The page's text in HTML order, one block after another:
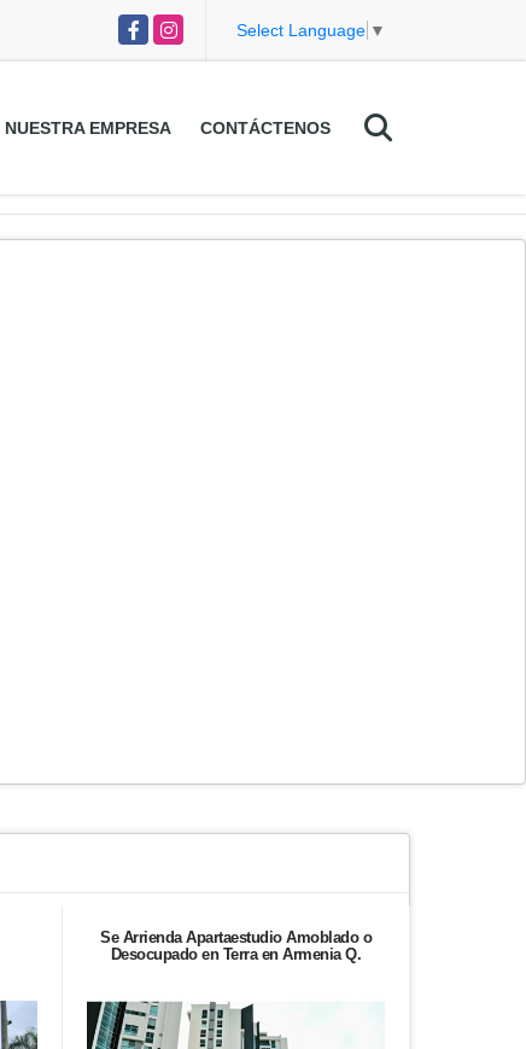
FacebookInstagram Select Language ▼
NUESTRA EMPRESA CONTÁCTENOS
Se Arrienda Apartaestudio Amoblado o
Desocupado en Terra en Armenia Q.